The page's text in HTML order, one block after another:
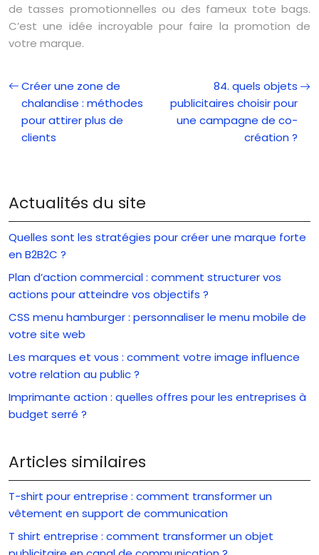
de tasses promotionnelles ou des fameux tote bags.
C’est une idée incroyable pour faire la promotion de
votre marque.
Créer une zone de
chalandise : méthodes
pour attirer plus de
clients
84. quels objets
publicitaires choisir pour
une campagne de co-
création ?
Actualités du site
Quelles sont les stratégies pour créer une marque forte
en B2B2C ?
Plan d’action commercial : comment structurer vos
actions pour atteindre vos objectifs ?
CSS menu hamburger : personnaliser le menu mobile de
votre site web
Les marques et vous : comment votre image influence
votre relation au public ?
Imprimante action : quelles offres pour les entreprises à
budget serré ?
Articles similaires
T-shirt pour entreprise : comment transformer un
vêtement en support de communication
T shirt entreprise : comment transformer un objet